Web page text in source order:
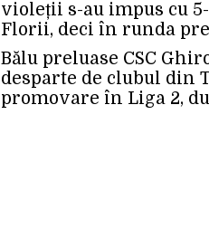
violeții s-au impus cu
Florii, deci în runda
Bălu preluase CSC
desparte de clubul din
promovare în Liga 2,